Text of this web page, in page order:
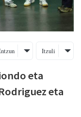
Itzuli
eta
eta